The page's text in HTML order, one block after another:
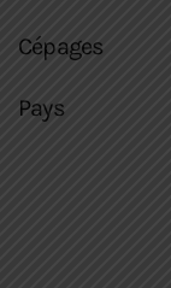
Cépages
Pays